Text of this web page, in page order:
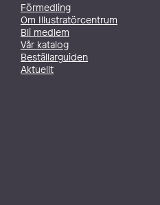
Förmedling
Om Illustratörcentrum
Bli medlem
Vår katalog
Beställarguiden
Aktuellt